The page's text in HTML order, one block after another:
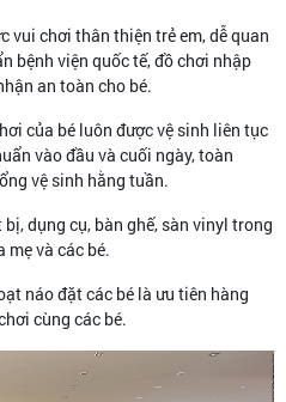
vui chơi thân thiện trẻ em, dễ quan
bệnh viện quốc tế, đồ chơi nhập
an toàn cho bé.
của bé luôn được vệ sinh liên tục
vào đầu và cuối ngày, toàn
vệ sinh hằng tuần.
dụng cụ, bàn ghế, sàn vinyl trong
và các bé.
náo đặt các bé là ưu tiên hàng
cùng các bé.